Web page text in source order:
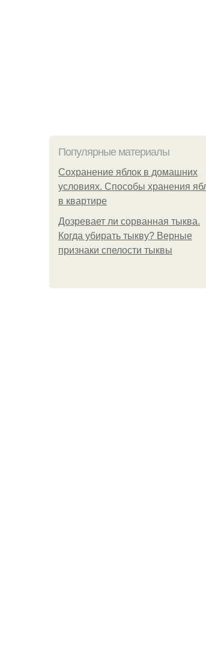
Популярные материалы
Сохранение яблок в домашних
условиях. Способы хранения
в квартире
Дозревает ли сорванная тыква.
Когда убирать тыкву? Верные
признаки спелости тыквы